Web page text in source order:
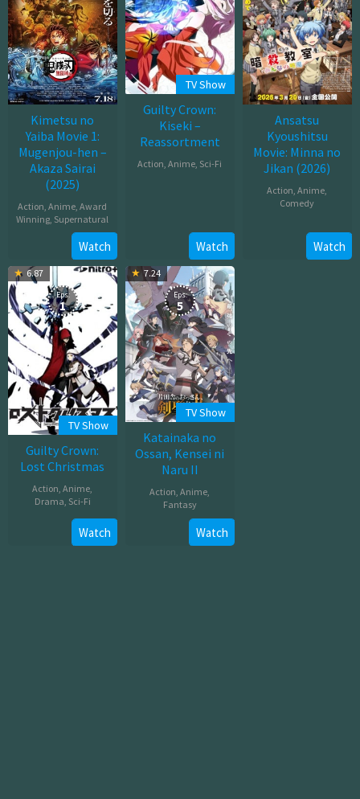
Kimetsu no
Yaiba Movie 1:
Mugenjou-hen –
Akaza Sairai
(2025)
Action ,Anime ,Award
Winning Supernatural
18,
2025
Watch
TV Show
Guilty Crown:
Kiseki –
Reassortment
Action,Anime, Sci-Fi
Watch
Ansatsu
Kyoushitsu
Movie: Minna no
Jikan (2026)
Action ,Anime
Comedy
Mar
2026
Watch
6.87
Eps:
1
TV Show
Guilty Crown:
Lost Christmas
Action,Anime,
Drama, Sci-Fi
26,
Watch
7.24
Eps:
5
TV Show
Katainaka no
Ossan, Kensei ni
Naru II
Action ,Anime
Fantasy
08,
Watch